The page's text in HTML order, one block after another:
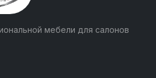
мебели для салонов